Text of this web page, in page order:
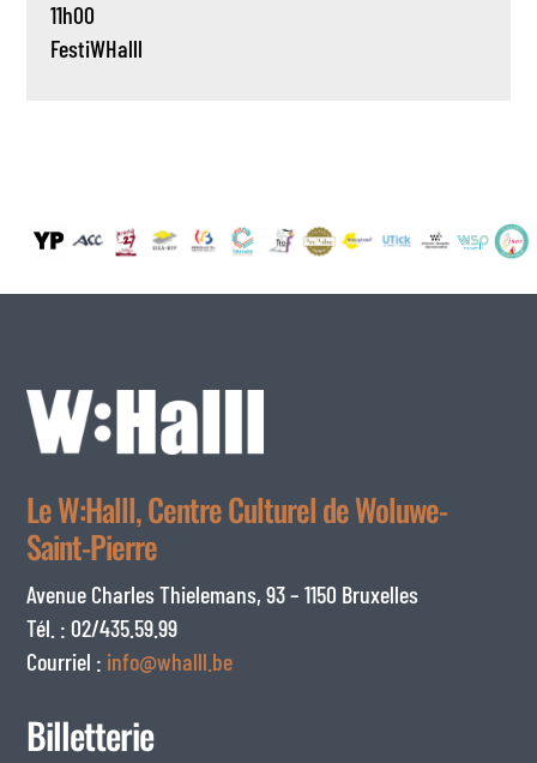
11h00
FestiWHalll
Le W:Halll, Centre Culturel de Woluwe-
Saint-Pierre
Avenue Charles Thielemans, 93 – 1150 Bruxelles
Tél. : 02/435.59.99
Courriel : info@whalll.be
Billetterie